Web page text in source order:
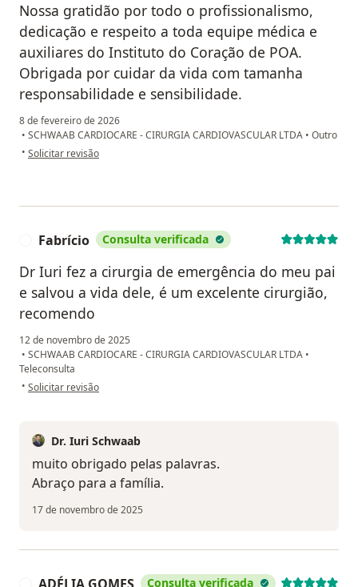
Nossa gratidão por todo o profissionalismo,
dedicação e respeito a toda equipe médica e
auxiliares do Instituto do Coração de POA.
Obrigada por cuidar da vida com tamanha
responsabilidade e sensibilidade.
8 de fevereiro de 2026
• SCHWAAB CARDIOCARE - CIRURGIA CARDIOVASCULAR LTDA • Outro
• na opinião do utilizador Priscila Veck
Solicitar revisão
Fabrício Consulta verificada
Dr Iuri fez a cirurgia de emergência do meu pai
e salvou a vida dele, é um excelente cirurgião,
recomendo
12 de novembro de 2025
• SCHWAAB CARDIOCARE - CIRURGIA CARDIOVASCULAR LTDA •
Teleconsulta
• na opinião do utilizador Fabrício
Solicitar revisão
Dr. Iuri Schwaab
muito obrigado pelas palavras.
Abraço para a família.
17 de novembro de 2025
Consulta verificada